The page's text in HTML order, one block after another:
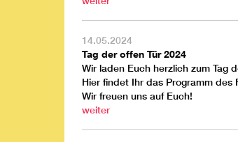
14.05.2024
Tag der offen Tür 2024
Wir laden Euch herzlich zum Tag
Hier findet Ihr das Programm des
Wir freuen uns auf Euch!
weiter